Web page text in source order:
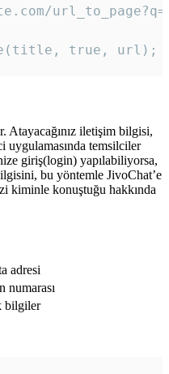
true, url);
iletişim bilgisi,
uygulamasında temsilciler
giriş(login) yapılabiliyorsa,
bu yöntemle JivoChat’e
kiminle konuştuğu hakkında
adresi
numarası
bilgiler